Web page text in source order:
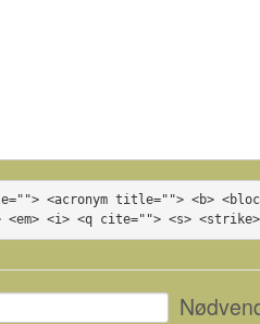
<acronym title=""> <b>
<em> <i> <q cite=""> <s>